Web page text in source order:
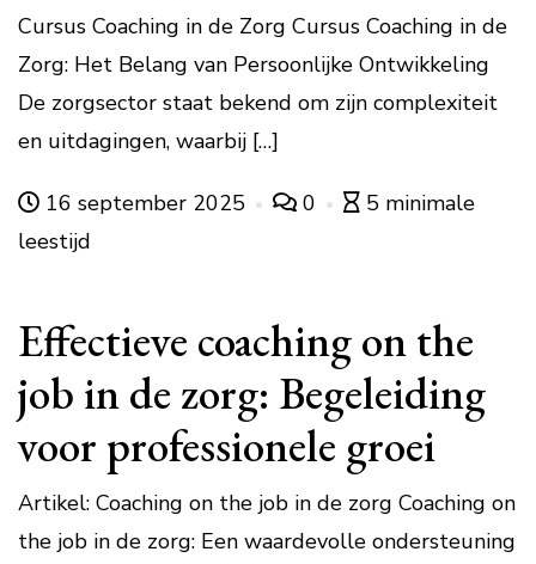
Cursus Coaching in de Zorg Cursus Coaching in de
Zorg: Het Belang van Persoonlijke Ontwikkeling
De zorgsector staat bekend om zijn complexiteit
en uitdagingen, waarbij […]
16 september 2025 0
5 minimale
leestijd
Effectieve coaching on the
job in de zorg: Begeleiding
voor professionele groei
Artikel: Coaching on the job in de zorg Coaching on
the job in de zorg: Een waardevolle ondersteuning